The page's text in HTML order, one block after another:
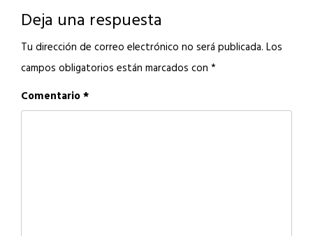
Deja una respuesta
Tu dirección de correo electrónico no será publicada. Los
campos obligatorios están marcados con *
Comentario*